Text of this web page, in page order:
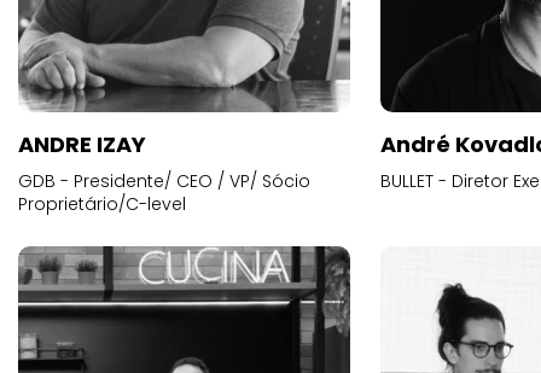
ANDRE IZAY
GDB - Presidente/ CEO / VP/ Sócio
Proprietário/C-level
André
BULLET - Diretor